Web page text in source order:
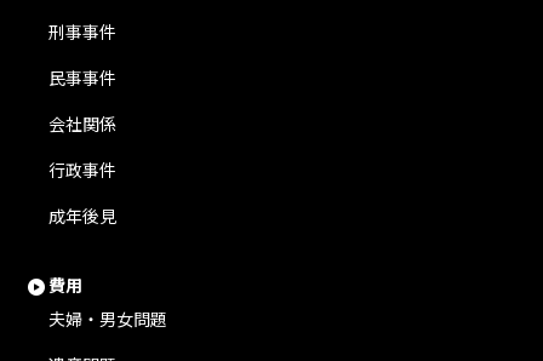
刑事事件
民事事件
会社関係
行政事件
成年後見
費用
夫婦・男女問題